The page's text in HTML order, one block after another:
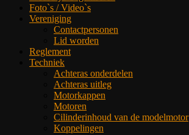
Foto`s / Video`s
Vereniging
Contactpersonen
Lid worden
Reglement
Techniek
Achteras onderdelen
Achteras uitleg
Motorkappen
Motoren
Cilinderinhoud van de modelmotor
Koppelingen